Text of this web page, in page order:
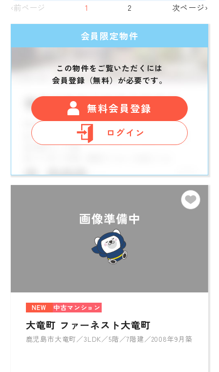
‹前ページ
1 2 次ページ›
会員限定物件
この物件をご覧いただくには
会員登録（無料）が必要です。
無料会員登録
ログイン
NEW 中古マンション
大竜町 ファーネスト大竜町
鹿児島市大竜町／3LDK／5階／7階建／2008年9月築